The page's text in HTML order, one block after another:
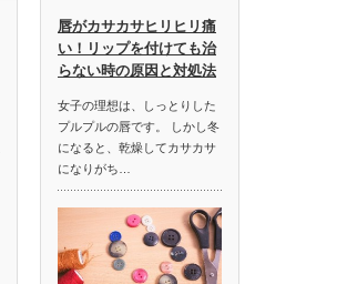
唇がカサカサヒリヒリ痛
い！リップを付けても治
らない時の原因と対処法
女子の理想は、しっとりした
プルプルの唇です。 しかし冬
になると、乾燥してカサカサ
になりがち…